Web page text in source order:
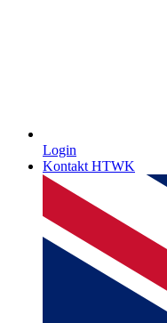
Login
Kontakt HTWK